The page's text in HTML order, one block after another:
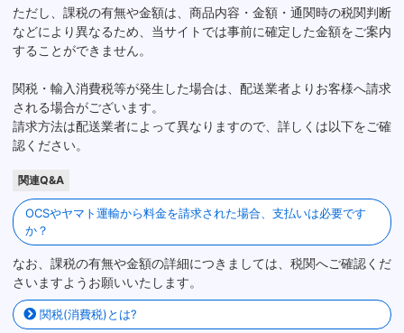
ただし、課税の有無や金額は、商品内容・金額・通関時の税関判断
などにより異なるため、当サイトでは事前に確定した金額をご案内
することができません。
関税・輸入消費税等が発生した場合は、配送業者よりお客様へ請求
される場合がございます。
請求方法は配送業者によって異なりますので、詳しくは以下をご確
認ください。
関連Q&A
OCSやヤマト運輸から料金を請求された場合、支払いは必要です
か？
なお、課税の有無や金額の詳細につきましては、税関へご確認くだ
さいますようお願いいたします。
関税(消費税)とは?